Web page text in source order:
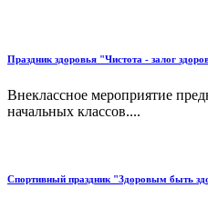
Праздник здоровья "Чистота - залог
Внеклассное мероприятие
начальных классов....
Спортивный праздник "Здоровым быть